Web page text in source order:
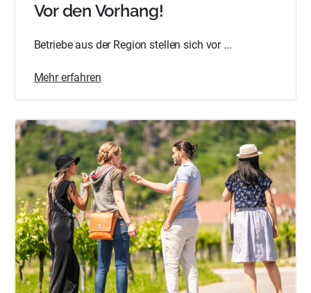
Vor den Vorhang!
Betriebe aus der Region stellen sich vor ...
Mehr erfahren